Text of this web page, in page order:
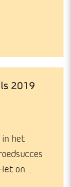
2019
in het
on…